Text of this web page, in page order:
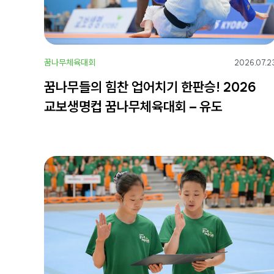
꿈나무체육대회
꿈나무들의 힘찬 업어치기 한판승! 2026
교보생명컵 꿈나무체육대회 – 유도